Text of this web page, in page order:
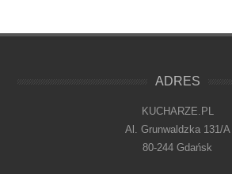
ADRES
KUCHARZE.PL
Al. Grunwaldzka 131/A
80-244 Gdańsk